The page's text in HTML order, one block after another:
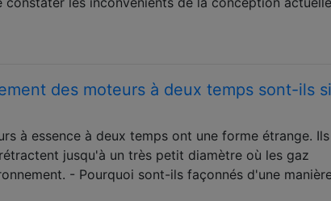
des moteurs à deux temps sont-ils si
à essence à deux temps ont une forme étrange.
jusqu'à un très petit diamètre où les gaz
- Pourquoi sont-ils façonnés d'une